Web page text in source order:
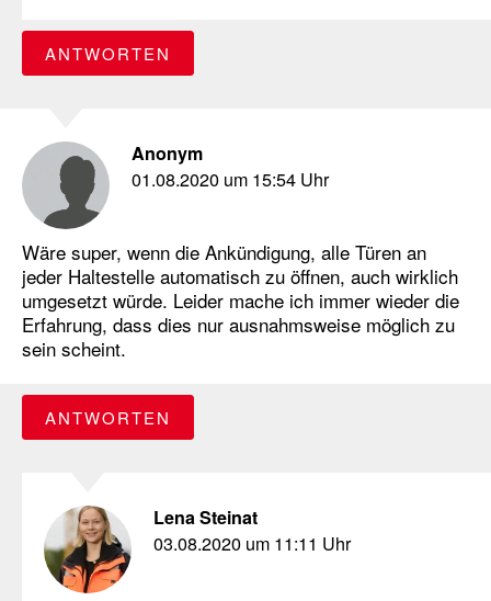
ANTWORTEN
Anonym
01.08.2020 um 15:54 Uhr
Wäre super, wenn die Ankündigung, alle Türen an
jeder Haltestelle automatisch zu öffnen, auch wirklich
umgesetzt würde. Leider mache ich immer wieder die
Erfahrung, dass dies nur ausnahmsweise möglich zu
sein scheint.
ANTWORTEN
Lena Steinat
03.08.2020 um 11:11 Uhr